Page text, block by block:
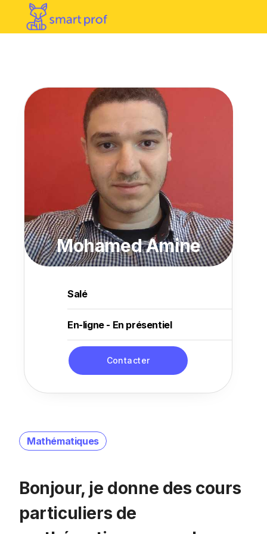
Mathématiques
Bonjour, je donne des cours
particuliers de
Mohamed Amine
Salé
En-ligne - En présentiel
Contacter